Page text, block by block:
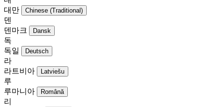
대만
Chinese (Traditional)
덴
덴마크
Dansk
독
독일
Deutsch
라
라트비아
Latviešu
루
루마니아
Română
리